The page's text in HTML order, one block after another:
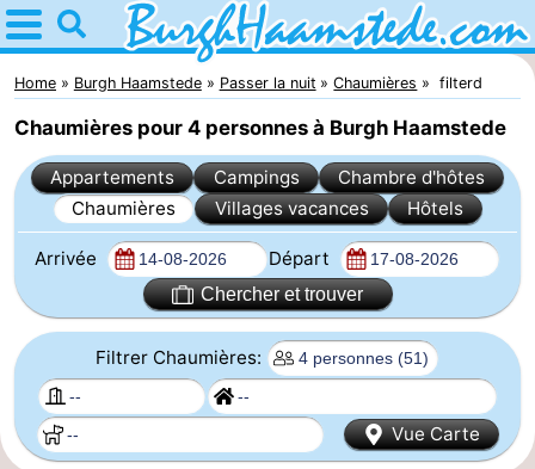
Home
Burgh
Haamstede
Astuces
Avec
enfants
Kop
van
Schouwen
Passer
la
nuit
Appartements
Campings
Chambre
Home Burgh Haamstede Passer la nuit Chaumières filterd
Chaumières pour 4 personnes à Burgh Haamstede
Appartements Campings
Chambre d'hôtes
Chaumières
Villages vacances Hôtels
Arrivée Départ
Chercher et trouver
Filtrer Chaumières:
Vue Carte